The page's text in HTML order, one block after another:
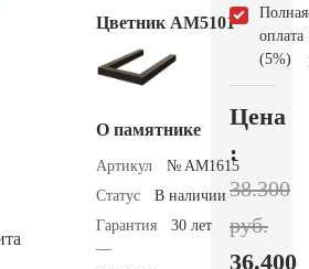
Цветник АМ5101
О памятнике
Артикул
№ AM1615
Статус
В наличии
Гарантия
—
30 лет
Полная
оплата
(5%)
Цена
:
38.300
руб.
36.400